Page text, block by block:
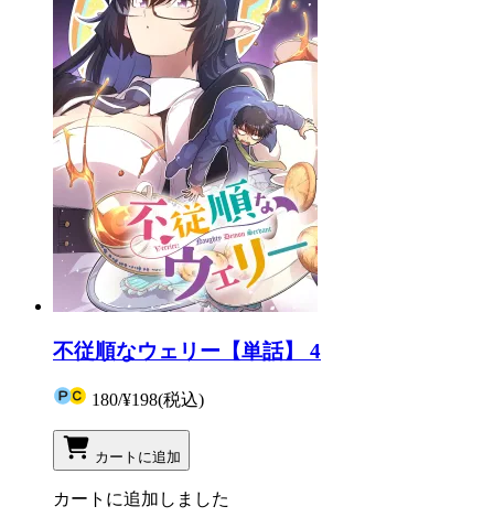
不従順なウェリー【単話】 4
180/¥198(税込)
カートに追加
カートに追加しました